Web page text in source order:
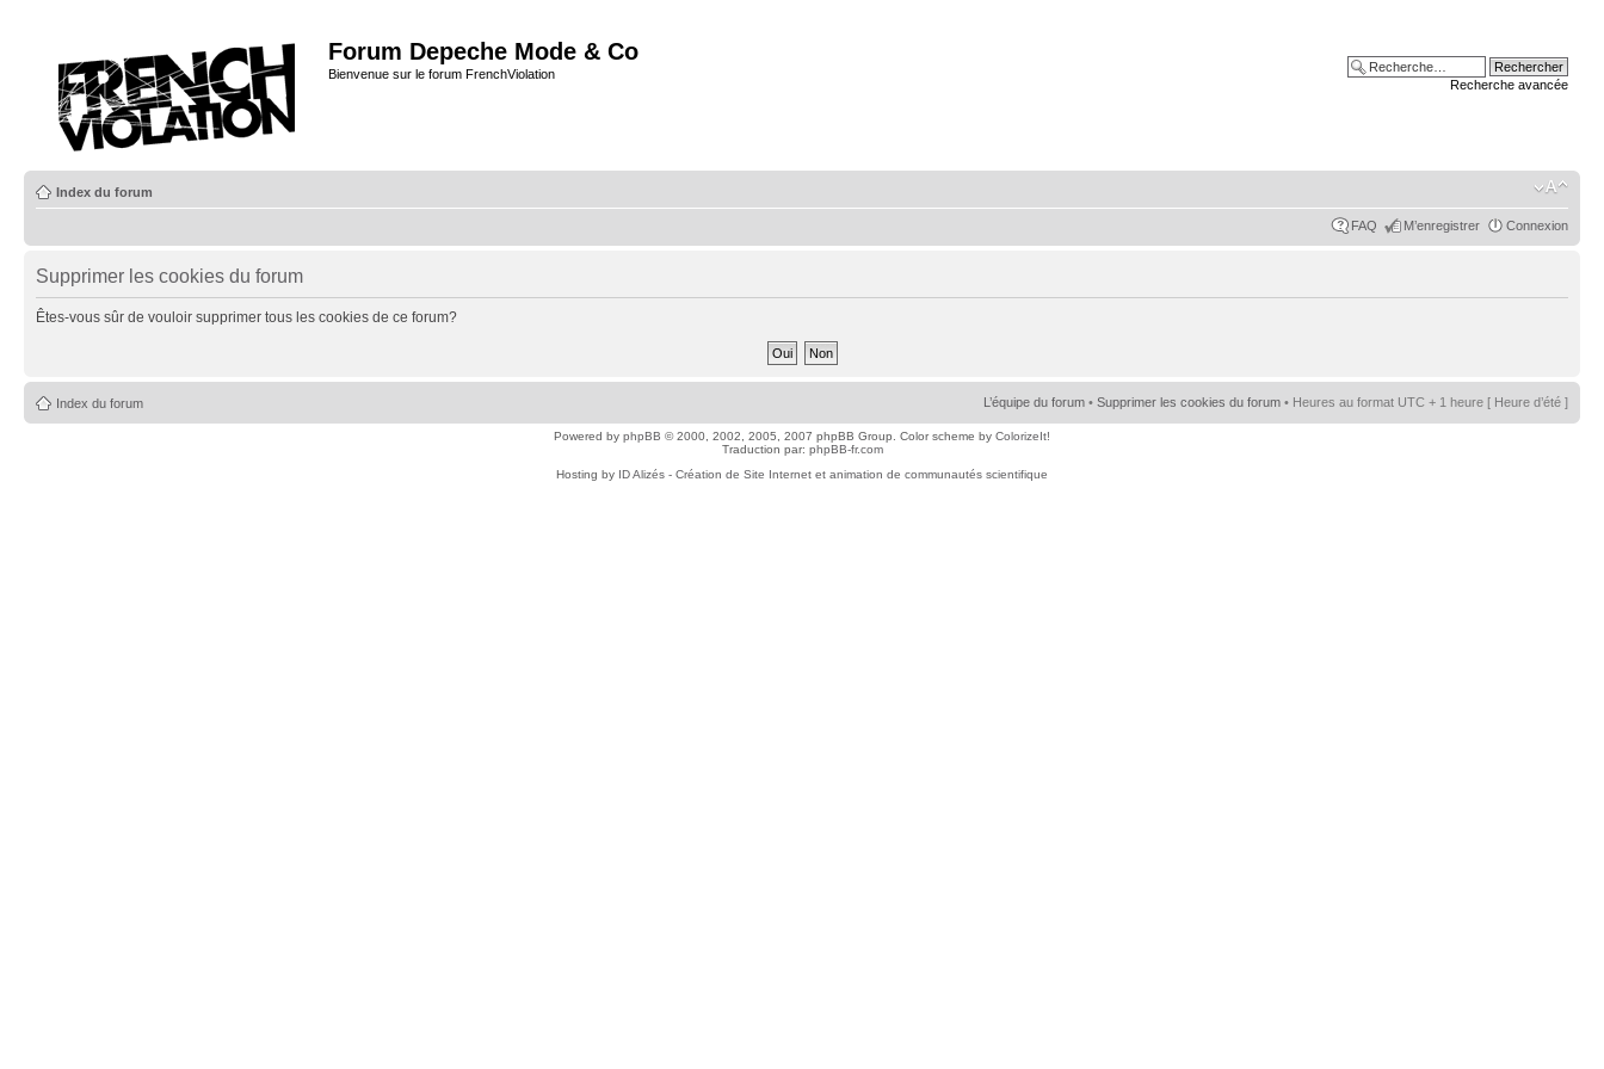
Forum Depeche Mode & Co
Bienvenue sur le forum FrenchViolation
Recherche avancée
Index du forum
FAQ M’enregistrer Connexion
Supprimer les cookies du forum
Êtes-vous sûr de vouloir supprimer tous les cookies de ce forum?
Index du forum L’équipe du forum • Supprimer les cookies du forum • Heures au format UTC + 1 heure [ Heure d’été ]
Powered by phpBB © 2000, 2002, 2005, 2007 phpBB Group. Color scheme by ColorizeIt!
Traduction par: phpBB-fr.com
Hosting by ID Alizés - Création de Site Internet et animation de communautés scientifique